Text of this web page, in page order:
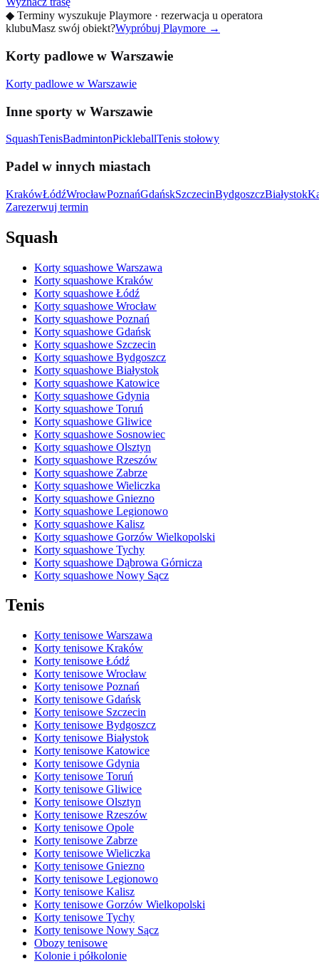
◆ Terminy wyszukuje Playmore · rezerwacja u operatora
klubuMasz swój obiekt?Wypróbuj Playmore →
Korty padlowe w Warszawie
Korty padlowe w Warszawie
Inne sporty w Warszawie
SquashTenisBadmintonPickleballTenis stołowy
Padel w innych miastach
KrakówŁódźWrocławPoznańGdańskSzczecinBydgoszczBiałystok
Zarezerwuj termin
Squash
Korty squashowe Warszawa
Korty squashowe Kraków
Korty squashowe Łódź
Korty squashowe Wrocław
Korty squashowe Poznań
Korty squashowe Gdańsk
Korty squashowe Szczecin
Korty squashowe Bydgoszcz
Korty squashowe Białystok
Korty squashowe Katowice
Korty squashowe Gdynia
Korty squashowe Toruń
Korty squashowe Gliwice
Korty squashowe Sosnowiec
Korty squashowe Olsztyn
Korty squashowe Rzeszów
Korty squashowe Zabrze
Korty squashowe Wieliczka
Korty squashowe Gniezno
Korty squashowe Legionowo
Korty squashowe Kalisz
Korty squashowe Gorzów Wielkopolski
Korty squashowe Tychy
Korty squashowe Dąbrowa Górnicza
Korty squashowe Nowy Sącz
Tenis
Korty tenisowe Warszawa
Korty tenisowe Kraków
Korty tenisowe Łódź
Korty tenisowe Wrocław
Korty tenisowe Poznań
Korty tenisowe Gdańsk
Korty tenisowe Szczecin
Korty tenisowe Bydgoszcz
Korty tenisowe Białystok
Korty tenisowe Katowice
Korty tenisowe Gdynia
Korty tenisowe Toruń
Korty tenisowe Gliwice
Korty tenisowe Olsztyn
Korty tenisowe Rzeszów
Korty tenisowe Opole
Korty tenisowe Zabrze
Korty tenisowe Wieliczka
Korty tenisowe Gniezno
Korty tenisowe Legionowo
Korty tenisowe Kalisz
Korty tenisowe Gorzów Wielkopolski
Korty tenisowe Tychy
Korty tenisowe Nowy Sącz
Obozy tenisowe
Kolonie i półkolonie